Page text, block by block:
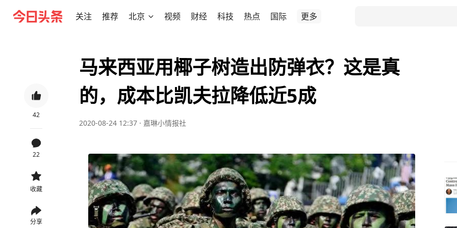
关注 推荐 北京 视频 财经 科技 热点 国际 更多
42
22
收藏
分享
马来西亚用椰子树造出防弹衣？这是真
的，成本比凯夫拉降低近5成
2020-08-24 12:37 · 嘉琳小情报社